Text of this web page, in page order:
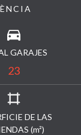
GARAJES
23
DE LAS
(m²)